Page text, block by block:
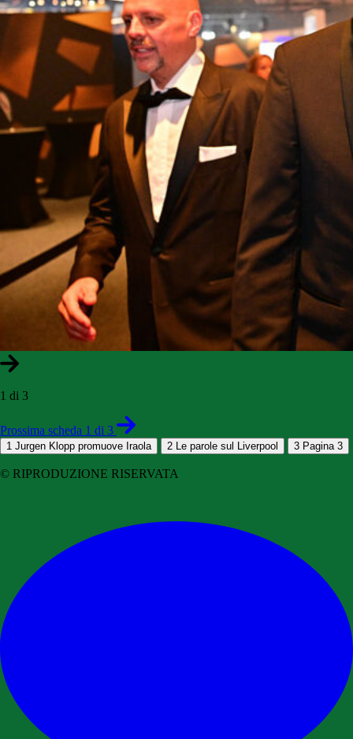
1 di 3
Prossima scheda 1 di 3
1 Jurgen Klopp promuove Iraola 2 Le parole sul Liverpool 3 Pagina 3
© RIPRODUZIONE RISERVATA